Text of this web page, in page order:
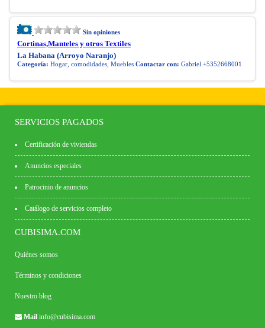
Sin opiniones
Cortinas,Manteles y otros Textiles
La Habana (Arroyo Naranjo)
Categoría: Hogar, comodidades, Muebles Contactar con: Gabriel +5352668001
SERVICIOS PAGADOS
Certificación de viviendas
Anuncios especiales
Patrocinio de anuncios
Catálogo de servicios completo
CUBISIMA.COM
Quiénes somos
Términos y condiciones
Nuestro blog
Mail info@cubisima.com